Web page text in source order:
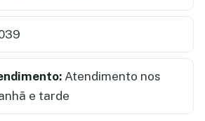
Atendimento nos
e tarde